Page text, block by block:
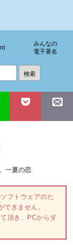
みんなの
電子署名
一夏の恋
フトウェアのた
きません。
頂き、PCからダ